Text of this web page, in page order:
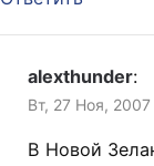
alexthunder:
Вт, 27 Ноя,
В Новой